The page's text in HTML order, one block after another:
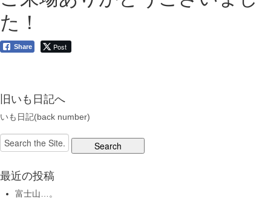
た！
Share Post
旧いも日記へ
いも日記(back number)
Search
for:
最近の投稿
富士山…。